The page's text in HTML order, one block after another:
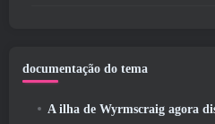
documentação do tema
A ilha de Wyrmscraig agora disponível para